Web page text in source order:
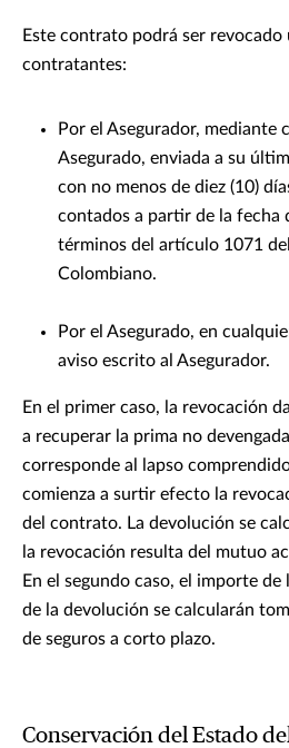
Este contrato podrá ser
contratantes:
Por el Asegurador, mediante
Asegurado, enviada a su
con no menos de diez (10)
contados a partir de la fecha
términos del artículo 1071
Colombiano.
Por el Asegurado, en
aviso escrito al Asegurador.
En el primer caso, la revocación
a recuperar la prima no
corresponde al lapso
comienza a surtir efecto la
del contrato. La devolución se
la revocación resulta del mutuo
En el segundo caso, el importe de
de la devolución se calcularán
de seguros a corto plazo.
Conservación del Estado